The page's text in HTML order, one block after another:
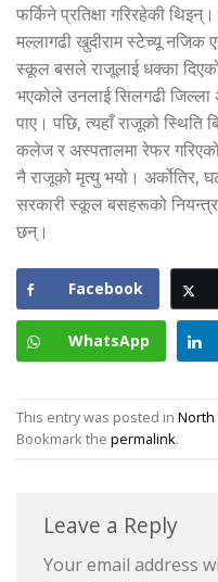
फर्किने प्रतिक्षा गरिरहेकी
मल्लागढी खुदीराम स्टेच्यू नजिक
स्कूल बसले राजूलाई धक्का दिएको
भएकोले उनलाई सिलगढी जिल्ला
पाए। पछि, त्यहाँ राजूको स्थिति
कलेज र अस्पतालमा रेफर
नै राजूको मृत्यु भयो। अर्कोतिर,
सरकारी स्कूल बसहरूको
छन्।
Facebook
WhatsApp
This entry was posted in North
Bookmark the permalink.
Leave a Reply
Your email address